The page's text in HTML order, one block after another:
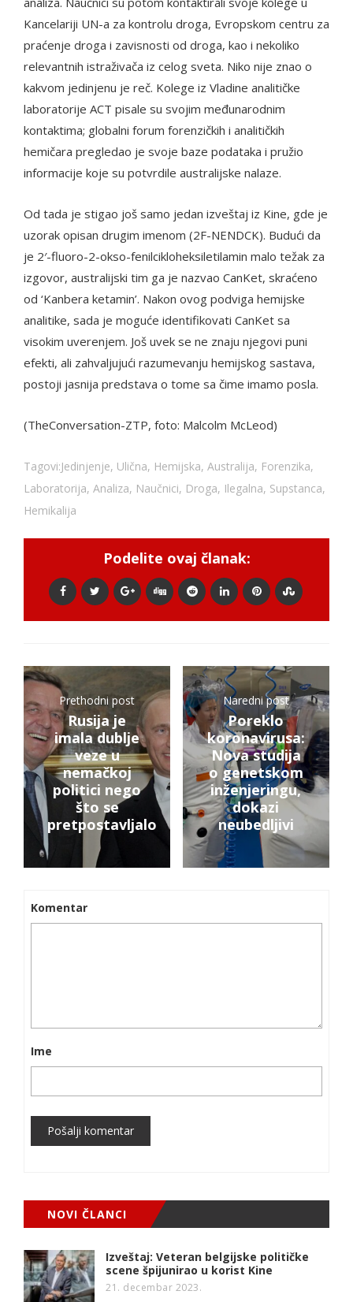
Kancelariji UN-a za kontrolu droga, Evropskom centru za
praćenje droga i zavisnosti od droga, kao i nekoliko
relevantnih istraživača iz celog sveta. Niko nije znao o
kakvom jedinjenu je reč. Kolege iz Vladine analitičke
laboratorije ACT pisale su svojim međunarodnim
kontaktima; globalni forum forenzičkih i analitičkih
hemičara pregledao je svoje baze podataka i pružio
informacije koje su potvrdile australijske nalaze.
Od tada je stigao još samo jedan izveštaj iz Kine, gde je
uzorak opisan drugim imenom (2F-NENDCK). Budući da
je 2′-fluoro-2-okso-fenilcikloheksiletilamin malo težak za
izgovor, australijski tim ga je nazvao CanKet, skraćeno
od ‘Kanbera ketamin’. Nakon ovog podviga hemijske
analitike, sada je moguće identifikovati CanKet sa
visokim uverenjem. Još uvek se ne znaju njegovi puni
efekti, ali zahvaljujući razumevanju hemijskog sastava,
postoji jasnija predstava o tome sa čime imamo posla.
(TheConversation-ZTP, foto: Malcolm McLeod)
Tagovi:Jedinjenje, Ulična, Hemijska, Australija, Forenzika,
Laboratorija, Analiza, Naučnici, Droga, Ilegalna, Supstanca,
Hemikalija
Podelite ovaj članak:
Prethodni post
Rusija je
imala dublje
veze u
nemačkoj
politici nego
što se
pretpostavljalo
Naredni post
Poreklo
koronavirusa:
Nova studija
o genetskom
inženjeringu,
dokazi
neubedljivi
Komentar
Ime
Pošalji komentar
NOVI ČLANCI
Izveštaj: Veteran belgijske političke
scene špijunirao u korist Kine
21. decembar 2023.